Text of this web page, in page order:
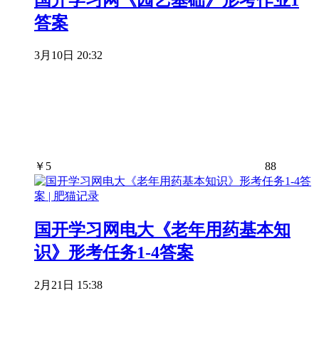
答案
3月10日 20:32
￥ 5 88
国开学习网电大《老年用药基本知
识》形考任务1-4答案
2月21日 15:38